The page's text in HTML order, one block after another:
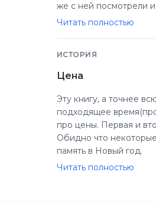
же с ней посмотрели и
Лето шло, а
последнюю книгу ("
отличаются поэтому
Я тогда, помню, сидела до 4
понравилась книга,
И с того дня я не
пошло поехало....
Вот так я обязана
Читать полностью
ИСТОРИЯ
Цена
Эту книгу, а точнее всю трилогию, я
подходящее
про цены. Первая и
Обидно что
память в Новый год.
Читать полностью